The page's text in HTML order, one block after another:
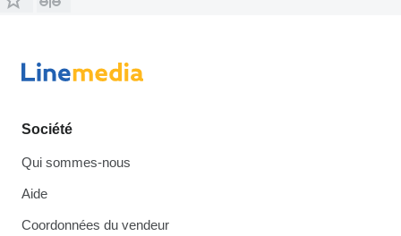
Société
Qui sommes-nous
Aide
Coordonnées du vendeur